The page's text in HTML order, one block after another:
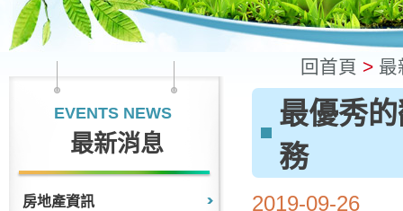
EVENTS NEWS
最新消息
房地產資訊
回首頁 > 最
最優秀
務
2019-09-26